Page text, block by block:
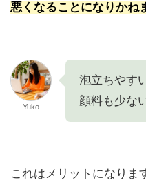
悪くなることになりかね
Yuko
泡立ちやす
顔料も少な
これはメリットになりま